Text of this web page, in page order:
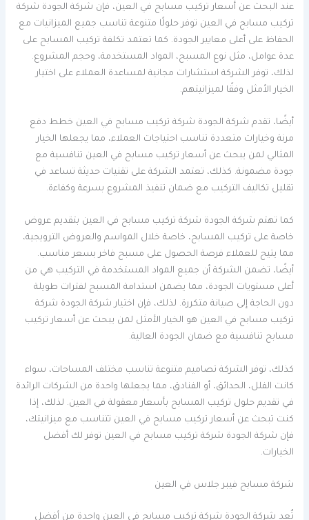
عند البحث عن أسعار تركيب مسابح في العين، فإن شركة الجودة شركة
تركيب مسابح في العين توفر حلولًا متنوعة تناسب جميع الميزانيات مع
الحفاظ على أعلى معايير الجودة. كما تعتمد تكلفة تركيب المسابح على
عدة عوامل، مثل نوع المسبح، المواد المستخدمة، وحجم المشروع.
لذلك، توفر الشركة استشارات مجانية لمساعدة العملاء على اختيار
الخيار الأمثل وفقًا لميزانيتهم.
أيضًا، تقدم شركة الجودة شركة تركيب مسابح في العين خطط دفع
مرنة وخيارات متعددة تناسب احتياجات العملاء، مما يجعلها الخيار
المثالي لمن يبحث عن أسعار تركيب مسابح في العين تنافسية مع
جودة مضمونة. كذلك، تعتمد الشركة على تقنيات حديثة تساعد في
تقليل تكاليف التركيب مع ضمان تنفيذ المشروع بسرعة وكفاءة.
كما تهتم شركة الجودة شركة تركيب مسابح في العين بتقديم عروض
خاصة على تركيب المسابح، خاصة خلال المواسم والعروض الترويجية،
مما يتيح للعملاء فرصة الحصول على مسبح فاخر بسعر مناسب.
أيضًا، تضمن الشركة أن جميع المواد المستخدمة في التركيب هي من
أعلى مستويات الجودة، مما يضمن استدامة المسبح لفترات طويلة
دون الحاجة إلى صيانة متكررة. لذلك، فإن اختيار شركة الجودة شركة
تركيب مسابح في العين هو الخيار الأمثل لمن يبحث عن أسعار تركيب
مسابح تنافسية مع ضمان الجودة العالية.
كذلك، توفر الشركة تصاميم متنوعة تناسب مختلف المساحات، سواء
كانت الفلل، الحدائق، أو الفنادق، مما يجعلها واحدة من الشركات الرائدة
في تقديم حلول تركيب المسابح بأسعار معقولة في العين. لذلك، إذا
كنت تبحث عن أسعار تركيب مسابح في العين تتناسب مع ميزانيتك،
فإن شركة الجودة شركة تركيب مسابح في العين توفر لك أفضل
الخيارات.
شركة مسابح فيبر جلاس في العين
تُعد شركة الجودة شركة تركيب مسابح في العين واحدة من أفضل